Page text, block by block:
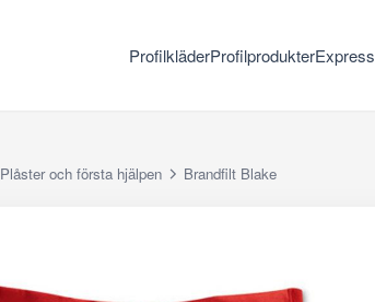
ProfilkläderProfilprodukterExpress
Plåster och första hjälpen Brandfilt Blake